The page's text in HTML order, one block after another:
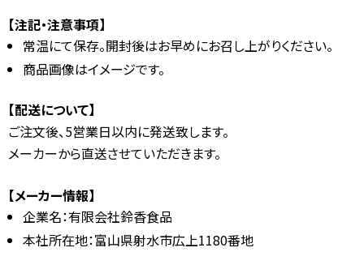
【注記・注意事項】
常温にて保存。開封後はお早めにお召し上がりください。
商品画像はイメージです。
【配送について】
ご注文後、5営業日以内に発送致します。
メーカーから直送させていただきます。
【メーカー情報】
企業名：有限会社鈴香食品
本社所在地：富山県射水市広上1180番地